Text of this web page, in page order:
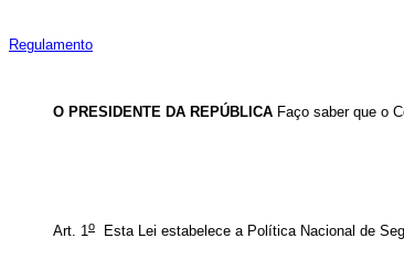
Regulamento
O PRESIDENTE DA REPÚBLICA Faço saber que o
Art. 1o Esta Lei estabelece a Política Nacional de